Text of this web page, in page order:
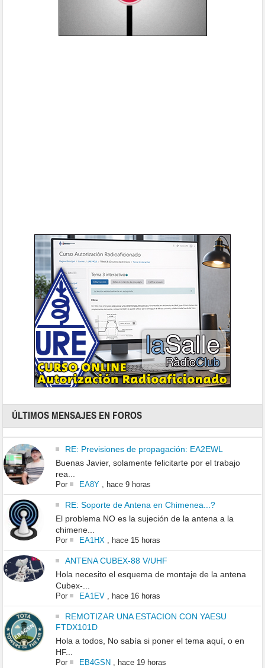
ÚLTIMOS MENSAJES EN FOROS
RE: Previsiones de propagación: EA2EWL
Buenas Javier, solamente felicitarte por el trabajo
rea...
Por EA8Y, hace 9 horas
RE: Soporte de Antena en Chimenea...?
El problema NO es la sujeción de la antena a la
chimene...
Por EA1HX, hace 15 horas
ANTENA CUBEX-88 V/UHF
Hola necesito el esquema de montaje de la antena
Cubex-...
Por EA1EV, hace 16 horas
REMOTIZAR UNA ESTACION CON YAESU
FTDX101D
Hola a todos, No sabía si poner el tema aquí, o en
HF...
Por EB4GSN , hace 19 horas